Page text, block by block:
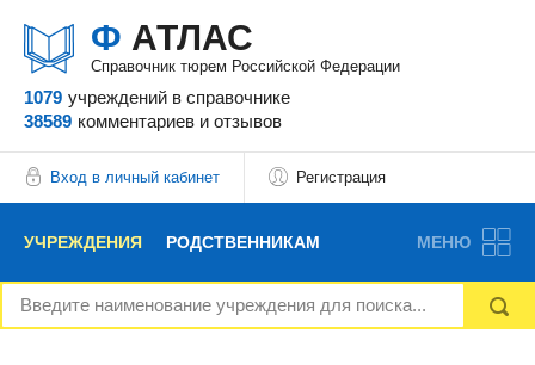
Ф АТЛАС
Справочник тюрем Российской Федерации
1079 учреждений в справочнике
38589 комментариев и отзывов
Вход в личный кабинет Регистрация
УЧРЕЖДЕНИЯ РОДСТВЕННИКАМ
НОВОСТИ БЛОГ АДВОКАТЫ
МЕНЮ